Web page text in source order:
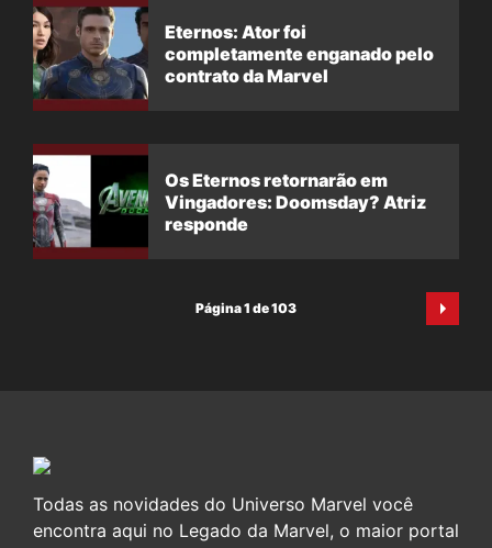
Eternos: Ator foi
completamente enganado pelo
contrato da Marvel
Os Eternos retornarão em
Vingadores: Doomsday? Atriz
responde
Página 1 de 103
Todas as novidades do Universo Marvel você
encontra aqui no Legado da Marvel, o maior portal